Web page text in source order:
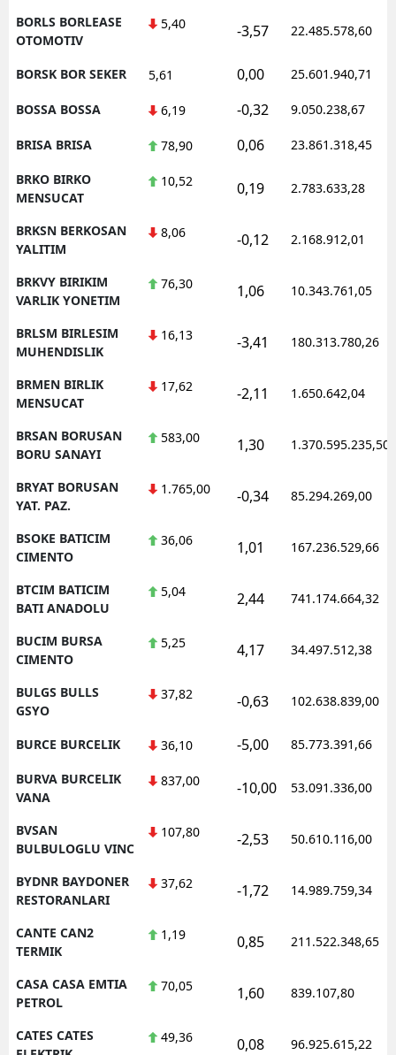
BORLS BORLEASE
OTOMOTIV
5,40 -3,57 22.485.578,60
BORSK BOR SEKER 5,61 0,00 25.601.940,71
BOSSA BOSSA 6,19 -0,32 9.050.238,67
BRISA BRISA 78,90 0,06 23.861.318,45
BRKO BIRKO
MENSUCAT
10,52 0,19 2.783.633,28
BRKSN BERKOSAN
YALITIM
8,06 -0,12 2.168.912,01
BRKVY BIRIKIM
VARLIK YONETIM
76,30 1,06 10.343.761,05
BRLSM BIRLESIM
MUHENDISLIK
16,13 -3,41 180.313.780,26
BRMEN BIRLIK
MENSUCAT
17,62 -2,11 1.650.642,04
BRSAN BORUSAN
BORU SANAYI
583,00 1,30 1.370.595.235,50
BRYAT BORUSAN
YAT. PAZ.
1.765,00 -0,34 85.294.269,00
BSOKE BATICIM
CIMENTO
36,06 1,01 167.236.529,66
BTCIM BATICIM
BATI ANADOLU
5,04 2,44 741.174.664,32
BUCIM BURSA
CIMENTO
5,25 4,17 34.497.512,38
BULGS BULLS
GSYO
37,82 -0,63 102.638.839,00
BURCE BURCELIK 36,10 -5,00 85.773.391,66
BURVA BURCELIK
VANA
837,00 -10,00 53.091.336,00
BVSAN
BULBULOGLU VINC
107,80 -2,53 50.610.116,00
BYDNR BAYDONER
RESTORANLARI
37,62 -1,72 14.989.759,34
CANTE CAN2
TERMIK
1,19 0,85 211.522.348,65
CASA CASA EMTIA
PETROL
70,05 1,60 839.107,80
CATES CATES
49,36 0,08 96.925.615,22